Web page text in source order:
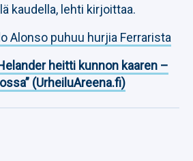
kaudella, lehti kirjoittaa.
Alonso puhuu hurjia Ferrarista
heitti kunnon kaaren –
(UrheiluAreena.fi)